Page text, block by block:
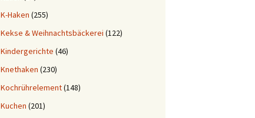
K-Haken (255)
Kekse & Weihnachtsbäckerei (122)
Kindergerichte (46)
Knethaken (230)
Kochrührelement(148)
Kuchen (201)